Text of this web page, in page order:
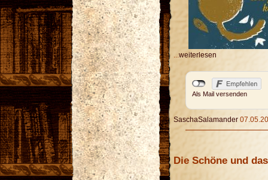
...weiterlesen
Als Mail versenden
SaschaSalamander
Die Schöne und